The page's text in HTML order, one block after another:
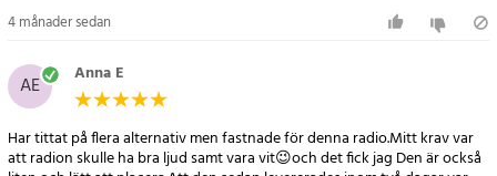
4 månader sedan
AE Anna E
Har tittat på flera alternativ men fastnade för denna radio.Mitt krav var
att radion skulle ha bra ljud samt vara vit😉och det fick jag Den är också